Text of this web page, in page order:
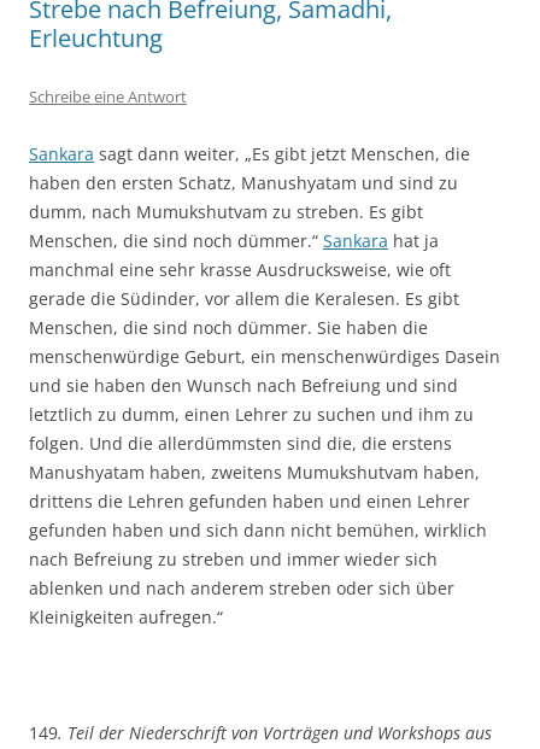
Strebe nach Befreiung, Samadhi,
Erleuchtung
Schreibe eine Antwort
Sankara sagt dann weiter, „Es gibt jetzt Menschen, die
haben den ersten Schatz, Manushyatam und sind zu
dumm, nach Mumukshutvam zu streben. Es gibt
Menschen, die sind noch dümmer.“ Sankara hat ja
manchmal eine sehr krasse Ausdrucksweise, wie oft
gerade die Südinder, vor allem die Keralesen. Es gibt
Menschen, die sind noch dümmer. Sie haben die
menschenwürdige Geburt, ein menschenwürdiges Dasein
und sie haben den Wunsch nach Befreiung und sind
letztlich zu dumm, einen Lehrer zu suchen und ihm zu
folgen. Und die allerdümmsten sind die, die erstens
Manushyatam haben, zweitens Mumukshutvam haben,
drittens die Lehren gefunden haben und einen Lehrer
gefunden haben und sich dann nicht bemühen, wirklich
nach Befreiung zu streben und immer wieder sich
ablenken und nach anderem streben oder sich über
Kleinigkeiten aufregen.“
149. Teil der Niederschrift von Vorträgen und Workshops aus